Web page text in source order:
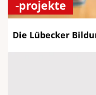
-projekte
Die Lübecker